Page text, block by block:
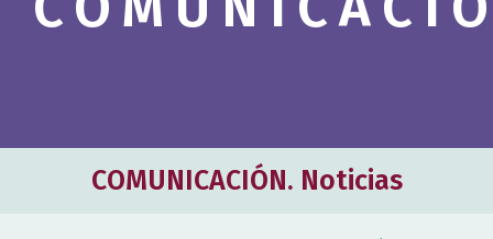
COMUNICACIÓN. Noticias